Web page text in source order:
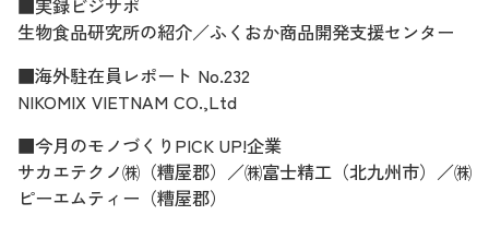
生物食品研究所の紹介／ふくおか商品開発支援センター
■海外駐在員レポート No.232
NIKOMIX VIETNAM CO.,Ltd
■今月のモノづくりPICK UP!企業
サカエテクノ㈱（糟屋郡）／㈱富士精工（北九州市）／㈱
ピーエムティー（糟屋郡）